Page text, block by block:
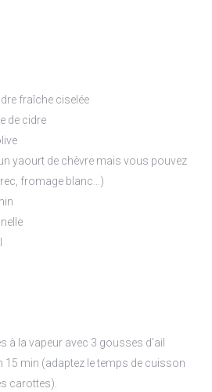
fraîche ciselée
de cidre
yaourt de chèvre mais vous pouvez
fromage blanc…)
à la vapeur avec 3 gousses d’ail
15 min (adaptez le temps de cuisson
carottes).